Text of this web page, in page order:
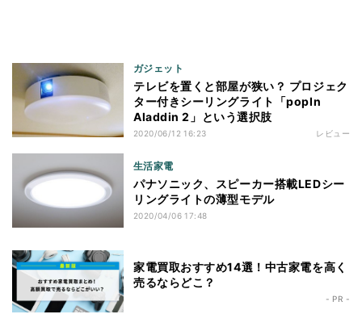
ガジェット
テレビを置くと部屋が狭い？ プロジェク
ター付きシーリングライト「popIn
Aladdin 2」という選択肢
2020/06/12 16:23 レビュー
生活家電
パナソニック、スピーカー搭載LEDシー
リングライトの薄型モデル
2020/04/06 17:48
家電買取おすすめ14選！中古家電を高く
売るならどこ？
- PR -